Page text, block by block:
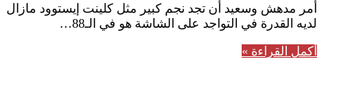
أمر مدهش وسعيد أن تجد نجم كبير مثل كلينت إيستوود مازال
لديه القدرة في التواجد على الشاشة هو في الـ88…
أكمل القراءة »